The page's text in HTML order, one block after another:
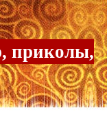
приколы,